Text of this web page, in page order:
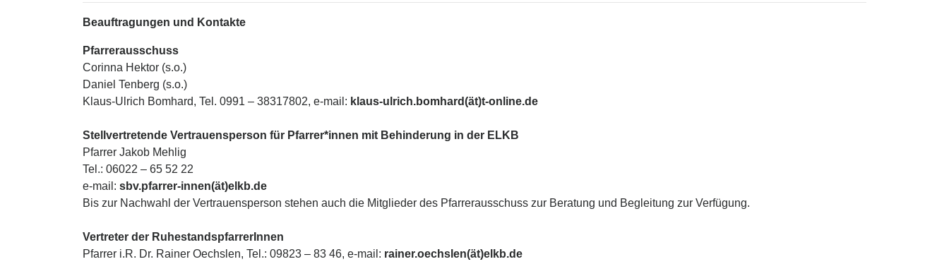
Beauftragungen und Kontakte
Pfarrerausschuss
Corinna Hektor (s.o.)
Daniel Tenberg (s.o.)
Klaus-Ulrich Bomhard, Tel. 0991 – 38317802, e-mail: klaus-ulrich.bomhard(ät)t-online.de
Stellvertretende Vertrauensperson für Pfarrer*innen mit Behinderung in der ELKB
Pfarrer Jakob Mehlig
Tel.: 06022 – 65 52 22
e-mail: sbv.pfarrer-innen(ät)elkb.de
Bis zur Nachwahl der Vertrauensperson stehen auch die Mitglieder des Pfarrerausschuss zur Beratung und Begleitung zur Verfügung.
Vertreter der RuhestandspfarrerInnen
Pfarrer i.R. Dr. Rainer Oechslen, Tel.: 09823 – 83 46, e-mail: rainer.oechslen(ät)elkb.de